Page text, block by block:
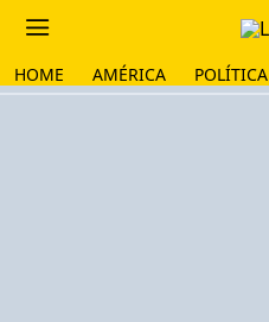
HOME AMÉRICA POLÍTICA